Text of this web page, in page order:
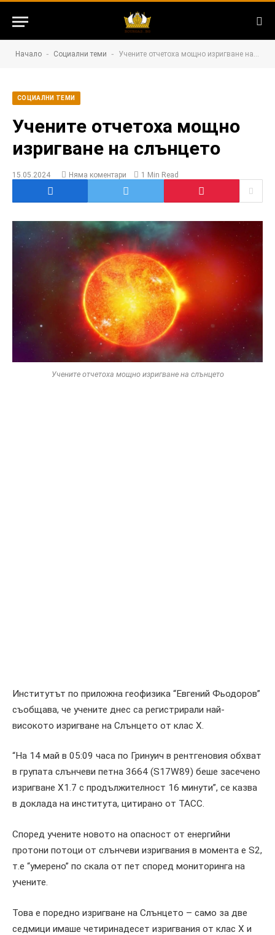
Начало - Социални теми - Учените отчетоха мощно изригване на слънцето
СОЦИАЛНИ ТЕМИ
Учените отчетоха мощно
изригване на слънцето
15.05.2024 Няма коментари 1 Min Read
Учените отчетоха мощно изригване на слънцето
Институтът по приложна геофизика “Евгений Фьодоров”
съобщава, че учените днес са регистрирали най-
високото изригване на Слънцето от клас Х.
“На 14 май в 05:09 часа по Гринуич в рентгеновия обхват
в групата слънчеви петна 3664 (S17W89) беше засечено
изригване X1.7 с продължителност 16 минути”, се казва
в доклада на института, цитирано от ТАСС.
Според учените новото на опасност от енергийни
протони потоци от слънчеви изригвания в момента е S2,
т.е “умерено” по скала от пет според мониторинга на
учените.
Това е поредно изригване на Слънцето – само за две
седмици имаше четиринадесет изригвания от клас X и